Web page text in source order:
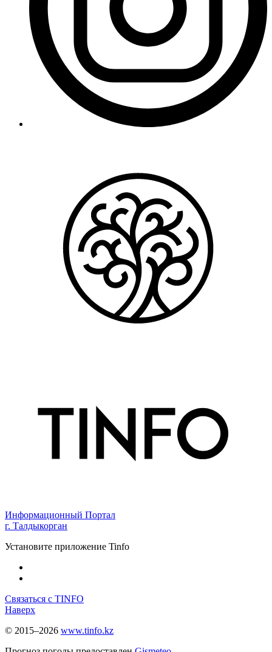
Информационный Портал
г. Талдыкорган
Установите приложение Tinfo
Связаться с TINFO
Наверх
© 2015–2026 www.tinfo.kz